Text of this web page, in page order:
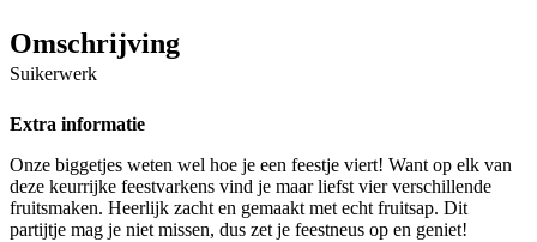
Omschrijving
Suikerwerk
Extra informatie
Onze biggetjes weten wel hoe je een feestje viert! Want op elk van
deze keurrijke feestvarkens vind je maar liefst vier verschillende
fruitsmaken. Heerlijk zacht en gemaakt met echt fruitsap. Dit
partijtje mag je niet missen, dus zet je feestneus op en geniet!